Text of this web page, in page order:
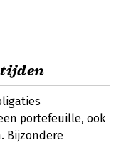
tijden
portefeuille, ook
Bijzondere